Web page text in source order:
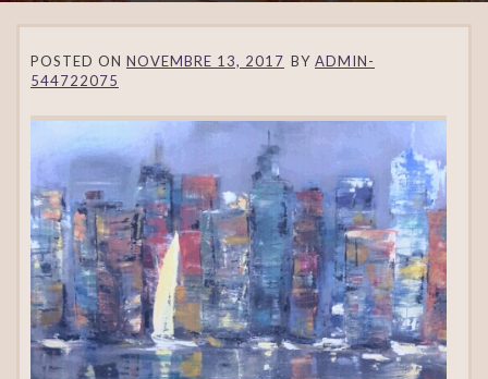
POSTED ON NOVEMBRE 13, 2017 BY ADMIN-
544722075